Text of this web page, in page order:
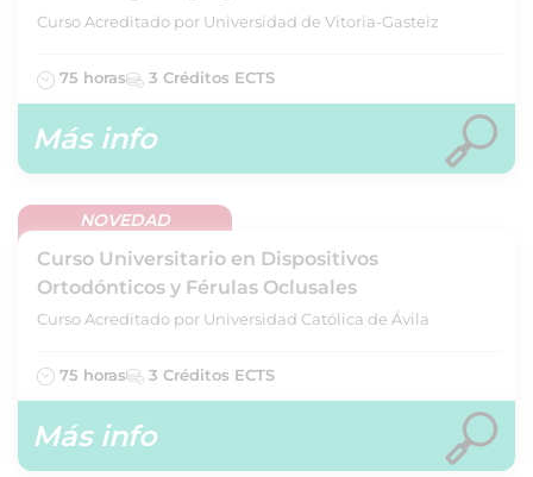
Curso Acreditado por Universidad de Vitoria-Gasteiz
75 horas 3 Créditos ECTS
Más info
NOVEDAD
Curso Universitario en Dispositivos
Ortodónticos y Férulas Oclusales
Curso Acreditado por Universidad Católica de Ávila
75 horas 3 Créditos ECTS
Más info